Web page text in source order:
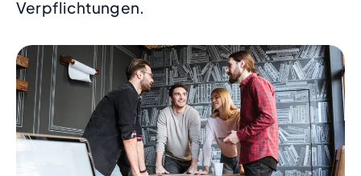
Verpflichtungen.